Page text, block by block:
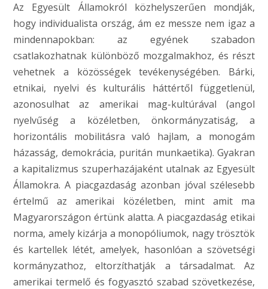
Az Egyesült Államokról közhelyszerűen mondják,
hogy individualista ország, ám ez messze nem igaz a
mindennapokban: az egyének szabadon
csatlakozhatnak különböző mozgalmakhoz, és részt
vehetnek a közösségek tevékenységében. Bárki,
etnikai, nyelvi és kulturális háttértől függetlenül,
azonosulhat az amerikai mag-kultúrával (angol
nyelvűség a közéletben, önkormányzatiság, a
horizontális mobilitásra való hajlam, a monogám
házasság, demokrácia, puritán munkaetika). Gyakran
a kapitalizmus szuperhazájaként utalnak az Egyesült
Államokra. A piacgazdaság azonban jóval szélesebb
értelmű az amerikai közéletben, mint amit ma
Magyarországon értünk alatta. A piacgazdaság etikai
norma, amely kizárja a monopóliumok, nagy trösztök
és kartellek létét, amelyek, hasonlóan a szövetségi
kormányzathoz, eltorzíthatják a társadalmat. Az
amerikai termelő és fogyasztó szabad szövetkezése,